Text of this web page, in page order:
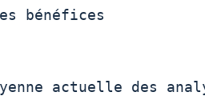
bénéfices